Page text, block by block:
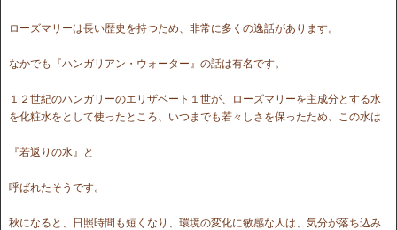
ローズマリーは長い歴史を持つため、非常に多くの逸話があります。
なかでも『ハンガリアン・ウォーター』の話は有名です。
１２世紀のハンガリーのエリザベート１世が、ローズマリーを主成分とする水
を化粧水をとして使ったところ、いつまでも若々しさを保ったため、この水は
『若返りの水』と
呼ばれたそうです。
秋になると、日照時間も短くなり、環境の変化に敏感な人は、気分が落ち込み